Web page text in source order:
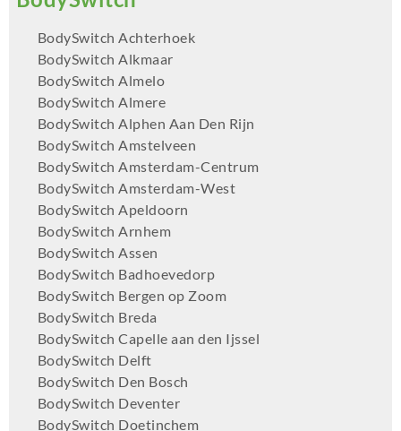
BodySwitch Achterhoek
BodySwitch Alkmaar
BodySwitch Almelo
BodySwitch Almere
BodySwitch Alphen Aan Den Rijn
BodySwitch Amstelveen
BodySwitch Amsterdam-Centrum
BodySwitch Amsterdam-West
BodySwitch Apeldoorn
BodySwitch Arnhem
BodySwitch Assen
BodySwitch Badhoevedorp
BodySwitch Bergen op Zoom
BodySwitch Breda
BodySwitch Capelle aan den Ijssel
BodySwitch Delft
BodySwitch Den Bosch
BodySwitch Deventer
BodySwitch Doetinchem